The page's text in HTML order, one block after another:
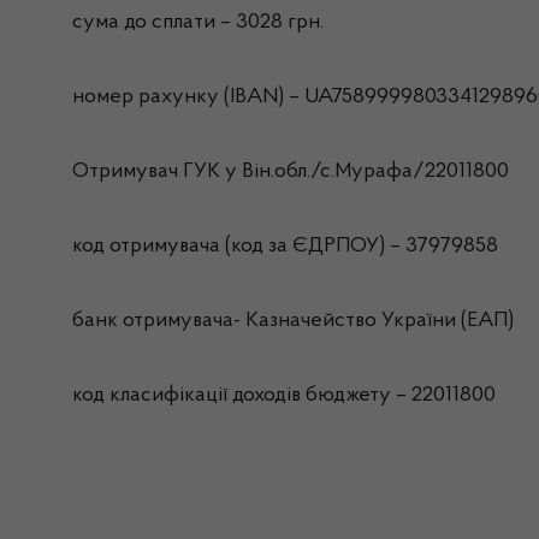
сума до сплати – 3028 грн.
номер рахунку (IBAN) –
Отримувач ГУК у Він.обл./с.Мурафа/22011800
код отримувача (код за ЄДРПОУ) – 37979858
банк отримувача- Казначейство України (ЕАП)
код класифікації доходів бюджету – 22011800